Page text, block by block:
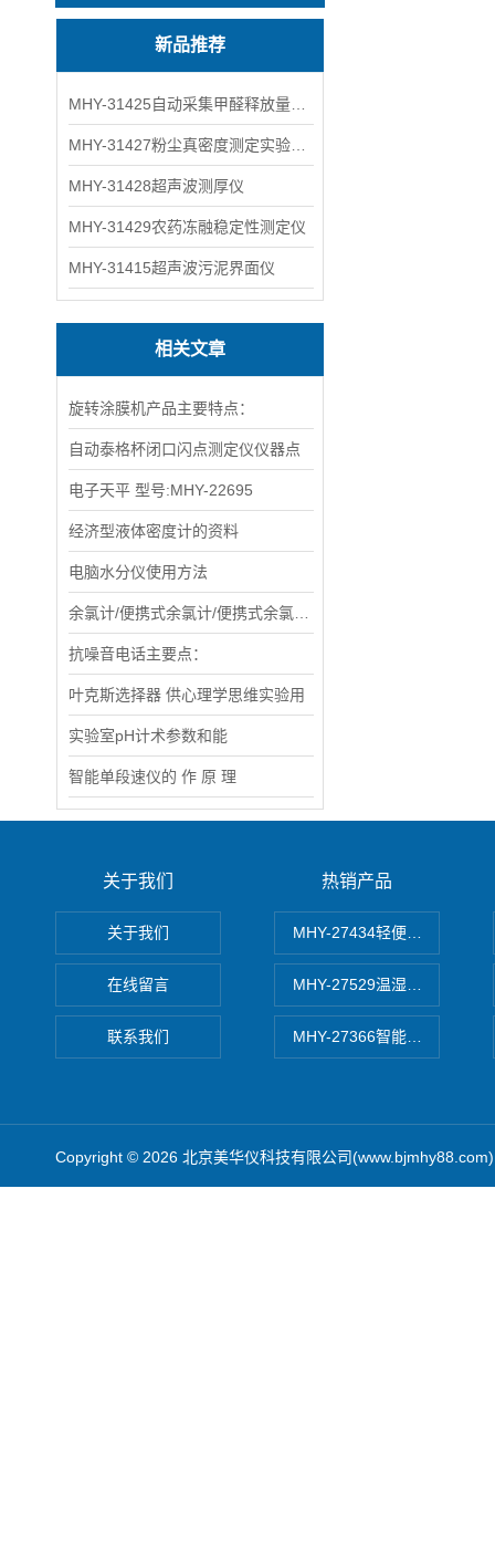
新品推荐
MHY-31428超声波测厚仪
MHY-31429农药冻融稳定性测定仪
MHY-31415超声波污泥界面仪
相关文章
旋转涂膜机产品主要特点：
自动泰格杯闭口闪点测定仪仪器点
电子天平 型号:MHY-22695
经济型液体密度计的资料
电脑水分仪使用方法
抗噪音电话主要点：
叶克斯选择器 供心理学思维实验用
实验室pH计术参数和能
智能单段速仪的 作 原 理
关于我们
关于我们
在线留言
联系我们
热销产品
MHY-27434轻便式自动水质
MHY-27529温湿度记录仪
MHY-27366智能数字微压计
Copyright © 2026 北京美华仪科技有限公司